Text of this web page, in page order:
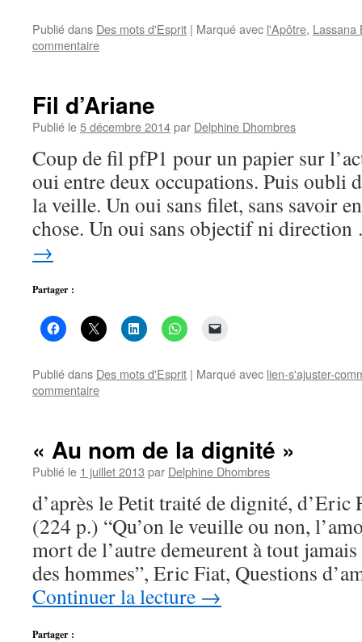
Publié dans Des mots d'Esprit | Marqué avec l'Apôtre, Lassana
commentaire
Fil d’Ariane
Publié le5 décembre 2014par Delphine Dhombres
Coup de fil pfP1 pour un papier sur
oui entre deux occupations. Puis oubli
la veille. Un oui sans filet, sans savoir
chose. Un oui sans objectif ni
→
Partager :
Publié dans Des mots d'Esprit | Marqué avec lien-s'ajuster-
commentaire
« Au nom de la dignité »
Publié le 1 juillet 2013 par Delphine Dhombres
d’après le Petit traité de dignité, d’Eric
(224 p.) “Qu’on le veuille ou non,
mort de l’autre demeurent à tout
des hommes”, Eric Fiat, Questions
Continuer la lecture →
Partager :